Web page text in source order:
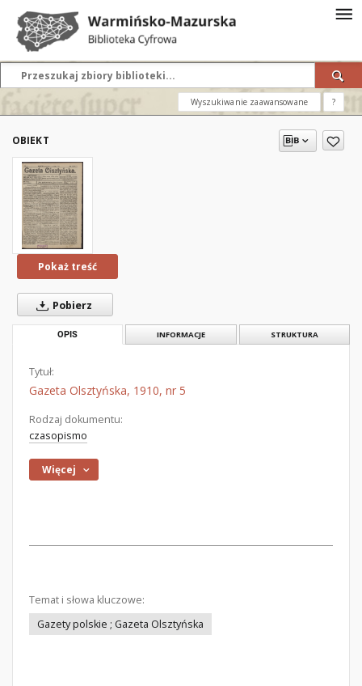
Wyszukiwanie zaawansowane ?
OBIEKT
Pokaż treść
Pobierz
OPIS INFORMACJE STRUKTURA
Tytuł:
Gazeta Olsztyńska, 1910, nr 5
Rodzaj dokumentu:
czasopismo
Więcej
Temat i słowa kluczowe:
Gazety polskie ; Gazeta Olsztyńska